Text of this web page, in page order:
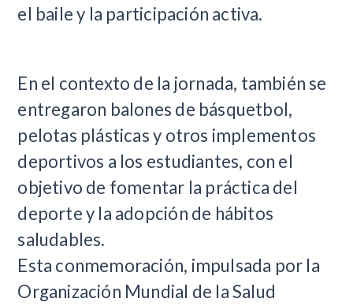
el baile y la participación activa.
En el contexto de la jornada, también se
entregaron balones de básquetbol,
pelotas plásticas y otros implementos
deportivos a los estudiantes, con el
objetivo de fomentar la práctica del
deporte y la adopción de hábitos
saludables.
Esta conmemoración, impulsada por la
Organización Mundial de la Salud